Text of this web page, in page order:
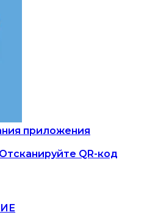
Отсканируйте QR-код